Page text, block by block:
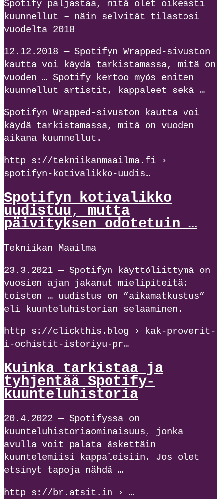
Spotify paljastaa, mitä olet oikeasti
kuunnellut – näin selvität tilastosi
vuodelta 2018
12.12.2018 — Spotifyn Wrapped-sivuston
kautta voi käydä tarkistamassa, mitä on
vuoden … Spotify kertoo myös eniten
kuunnellut artistit, kappaleet sekä …
Spotifyn Wrapped-sivuston kautta voi
käydä tarkistamassa, mitä on vuoden
aikana kuunnellut.
http s://tekniikanmaailma.fi ›
spotifyn-kotivalikko-uudis…
Spotifyn kotivalikko
uudistuu, mutta
päivityksen odotetuin …
Tekniikan Maailma
23.3.2021 — Spotifyn käyttöliittymä on
vuosien ajan jakanut mielipiteitä:
toisten … uudistus on ”aikamatkustus”
eli kuunteluhistorian selaaminen.
http s://clickthis.blog › kak-proverit-
i-ochistit-istoriyu-pr…
Kuinka tarkistaa ja
tyhjentää Spotify-
kuunteluhistoria
20.4.2022 — Spotifyssa on
kuunteluhistoriaominaisuus, jonka
avulla voit palata äskettäin
kuuntelemiisi kappaleisiin. Jos olet
etsinyt tapoja nähdä …
http s://br.atsit.in › …